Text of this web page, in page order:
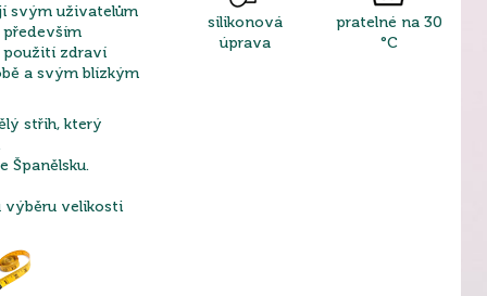
svým uživatelům
použití zdraví
a svým blízkým
střih, který
Španělsku.
výběru velikosti
silikonová
úprava
pratelné na 30
°C